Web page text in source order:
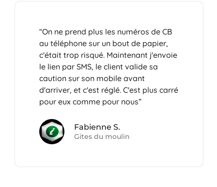
“On ne prend plus les numéros de CB
au téléphone sur un bout de papier,
c'était trop risqué. Maintenant j'envoie
le lien par SMS, le client valide sa
caution sur son mobile avant
d'arriver, et c'est réglé. C'est plus carré
pour eux comme pour nous”
Fabienne S.
Gites du moulin